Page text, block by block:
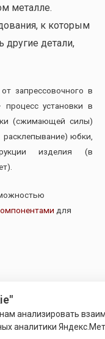
металле.
к которым
другие детали,
запрессовочного в
установки в
(сжимающей силы)
юбки,
изделия (в
для
нам анализировать
аналитики